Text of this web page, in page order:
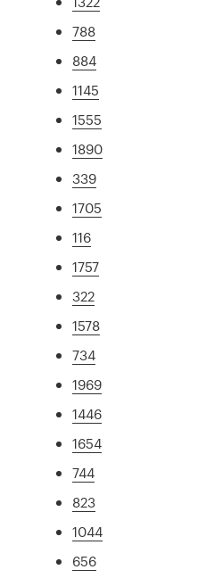
788
884
1145
1555
1890
339
1705
116
1757
322
1578
734
1969
1446
1654
744
823
1044
656